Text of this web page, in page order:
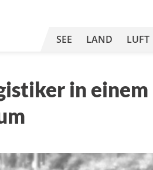
SEE LAND LUFT
in einem